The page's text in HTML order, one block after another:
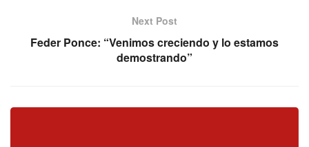
Next Post
Feder Ponce: “Venimos creciendo y lo estamos
demostrando”